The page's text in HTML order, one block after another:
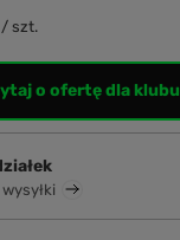
/ szt.
o ofertę dla klubu